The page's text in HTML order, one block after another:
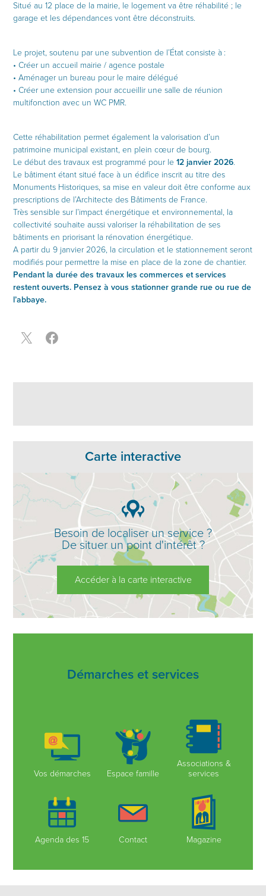
Situé au 12 place de la mairie, le logement va être réhabilité ; le
garage et les dépendances vont être déconstruits.
Le projet, soutenu par une subvention de l’État consiste à :
• Créer un accueil mairie / agence postale
• Aménager un bureau pour le maire délégué
• Créer une extension pour accueillir une salle de réunion
multifonction avec un WC PMR.
Cette réhabilitation permet également la valorisation d’un
patrimoine municipal existant, en plein cœur de bourg.
Le début des travaux est programmé pour le12 janvier 2026.
Le bâtiment étant situé face à un édifice inscrit au titre des
Monuments Historiques, sa mise en valeur doit être conforme aux
prescriptions de l’Architecte des Bâtiments de France.
Très sensible sur l’impact énergétique et environnemental, la
collectivité souhaite aussi valoriser la réhabilitation de ses
bâtiments en priorisant la rénovation énergétique.
A partir du 9 janvier 2026, la circulation et le stationnement seront
modifiés pour permettre la mise en place de la zone de chantier.
Pendant la durée des travaux les commerces et services
restent ouverts. Pensez à vous stationner grande rue ou rue de
l’abbaye.
Carte interactive
Besoin de localiser un service ?
De situer un point d'intérêt ?
Accéder à la carte interactive
Démarches et services
Vos démarches Espace famille
Associations &
services
Agenda des 15 Contact Magazine